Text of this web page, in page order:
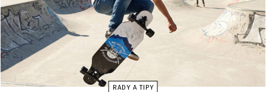
RADY A TIPY